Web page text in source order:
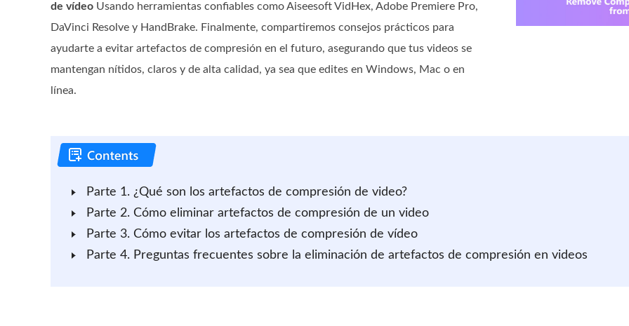
de vídeo Usando herramientas confiables como Aiseesoft VidHex, Adobe Premiere Pro,
DaVinci Resolve y HandBrake. Finalmente, compartiremos consejos prácticos para
ayudarte a evitar artefactos de compresión en el futuro, asegurando que tus videos se
mantengan nítidos, claros y de alta calidad, ya sea que edites en Windows, Mac o en
línea.
Parte 1. ¿Qué son los artefactos de compresión de video?
Parte 2. Cómo eliminar artefactos de compresión de un video
Parte 3. Cómo evitar los artefactos de compresión de vídeo
Parte 4. Preguntas frecuentes sobre la eliminación de artefactos de compresión en videos